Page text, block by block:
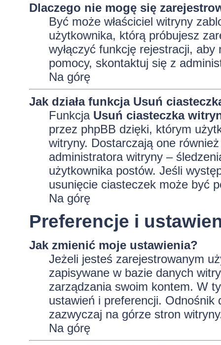
Dlaczego nie mogę się
Być może właściciel witryny
użytkownika, którą próbujesz
wyłączyć funkcję rejestracji,
pomocy, skontaktuj się z
Na górę
Jak działa funkcja Usuń
Funkcja Usuń ciasteczka
przez phpBB dzięki, którym
witryny. Dostarczają one
administratora witryny –
użytkownika postów. Jeśli
usunięcie ciasteczek może być
Na górę
Preferencje i
Jak zmienić moje ustawienia?
Jeżeli jesteś zarejestrowanym
zapisywane w bazie danych
zarządzania swoim kontem. W
ustawień i preferencji.
zazwyczaj na górze stron
Na górę